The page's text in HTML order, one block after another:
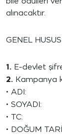
alınacaktır.
GENEL
1. E-devlet
2. Kampanya
• ADI:
• SOYADI:
• TC:
• DOĞUM